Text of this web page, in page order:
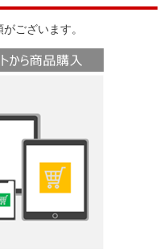
ございます。